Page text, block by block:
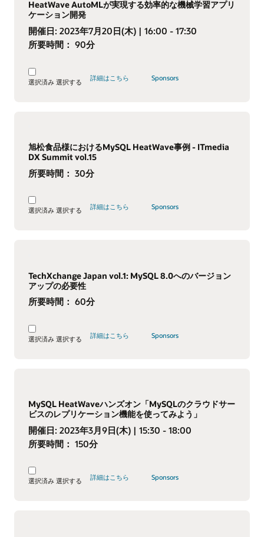
HeatWave AutoMLが実現する効率的な機械学習アプリ
ケーション開発
開催日: 2023年7月20日(木)| 16:00 - 17:30
所要時間： 90分
選択済み 選択する 詳細はこちら Sponsors
旭松食品様におけるMySQL HeatWave事例 - ITmedia
DX Summit vol.15
所要時間： 30分
選択済み 選択する 詳細はこちら Sponsors
TechXchange Japan vol.1: MySQL 8.0へのバージョン
アップの必要性
所要時間： 60分
選択済み 選択する 詳細はこちら Sponsors
MySQL HeatWaveハンズオン「MySQLのクラウドサー
ビスのレプリケーション機能を使ってみよう」
開催日: 2023年3月9日(木)| 15:30 - 18:00
所要時間： 150分
選択済み 選択する 詳細はこちら Sponsors